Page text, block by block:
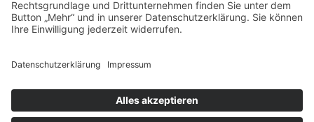
Tel.: 0621 83 21 270
E-Mail:info@allegra-online.de
Twitter
Youtube
© 2018 ALLEGRA - Agentur für Kultur